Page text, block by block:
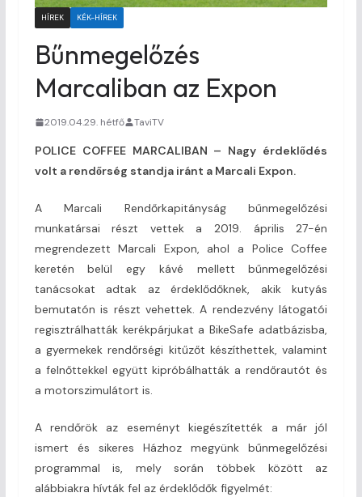
HÍREK KÉK-HÍREK
Bűnmegelőzés
Marcaliban az Expon
2019.04.29. hétfő TaviTV
POLICE COFFEE MARCALIBAN – Nagy érdeklődés
volt a rendőrség standja iránt a Marcali Expon.
A Marcali Rendőrkapitányság bűnmegelőzési
munkatársai részt vettek a 2019. április 27-én
megrendezett Marcali Expon, ahol a Police Coffee
keretén belül egy kávé mellett bűnmegelőzési
tanácsokat adtak az érdeklődőknek, akik kutyás
bemutatón is részt vehettek. A rendezvény látogatói
regisztrálhatták kerékpárjukat a BikeSafe adatbázisba,
a gyermekek rendőrségi kitűzőt készíthettek, valamint
a felnőttekkel együtt kipróbálhatták a rendőrautót és
a motorszimulátort is.
A rendőrök az eseményt kiegészítették a már jól
ismert és sikeres Házhoz megyünk bűnmegelőzési
programmal is, mely során többek között az
alábbiakra hívták fel az érdeklődők figyelmét: